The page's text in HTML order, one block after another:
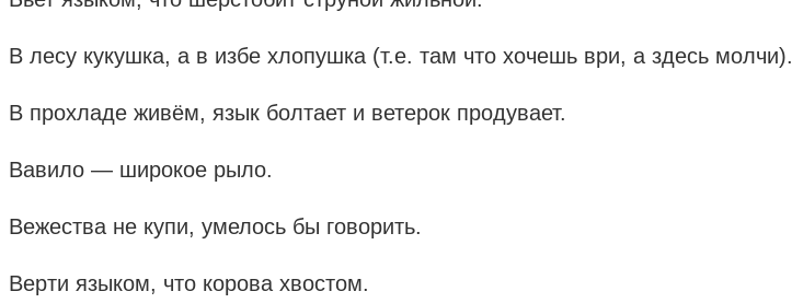
В лесу кукушка, а в избе хлопушка (т.е. там что хочешь ври, а здесь молчи).
В прохладе живём, язык болтает и ветерок продувает.
Вавило — широкое рыло.
Вежества не купи, умелось бы говорить.
Верти языком, что корова хвостом.